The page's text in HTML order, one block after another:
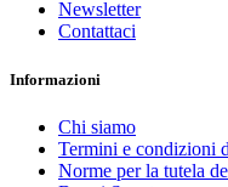
Newsletter
Contattaci
Informazioni
Chi siamo
Termini e condizioni
Norme per la tutela